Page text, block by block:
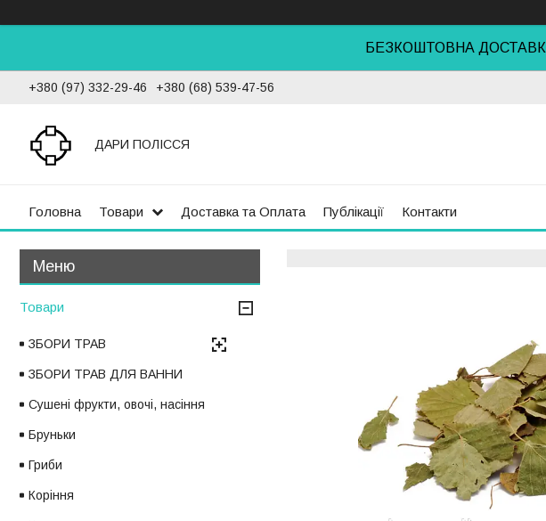
БЕЗКОШТОВНА
+380 (97) 332-29-46 +380 (68) 539-47-56
ДАРИ ПОЛІССЯ
Головна Товари Доставка та Оплата Публікації Контакти
Товари
ЗБОРИ ТРАВ
ЗБОРИ ТРАВ ДЛЯ ВАННИ
Сушені фрукти, овочі, насіння
Бруньки
Гриби
Коріння